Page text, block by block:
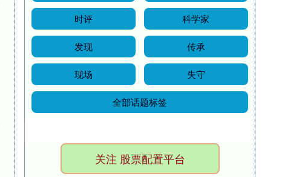
时评 科学家
发现 传承
现场 失守
全部话题标签
关注 股票配置平台